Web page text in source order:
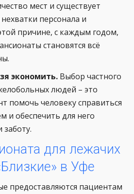
мест и существует
персонала и
причине, с каждым годом,
становятся всё
экономить. Выбор частного
людей – это
помочь человеку справиться
и обеспечить для него
для лежачих
в Уфе
предоставляются пациентам